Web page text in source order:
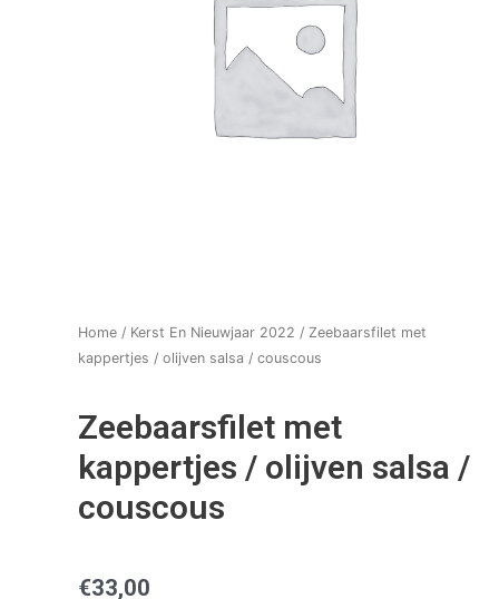
Home / Kerst En Nieuwjaar 2022 / Zeebaarsfilet met
kappertjes / olijven salsa / couscous
Zeebaarsfilet met
kappertjes / olijven salsa /
couscous
€33,00